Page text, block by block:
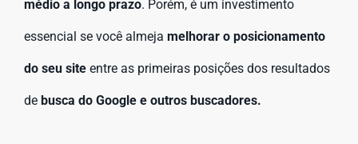
médio a longo prazo. Porém, é um investimento
essencial se você almeja melhorar o posicionamento
do seu site entre as primeiras posições dos resultados
de busca do Google e outros buscadores.